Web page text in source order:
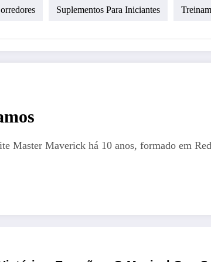
Suplementos Para Iniciantes
Master Maverick há 10 anos, formado em